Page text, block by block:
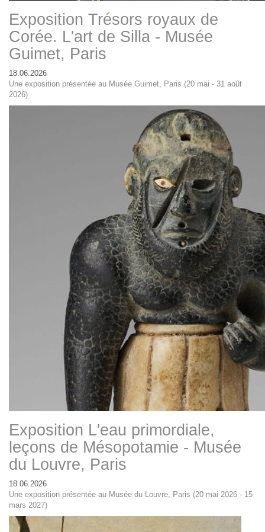
Exposition Trésors royaux de
Corée. L'art de Silla - Musée
Guimet, Paris
18.06.2026
Une exposition présentée au Musée Guimet, Paris (20 mai - 31 août
2026)
Exposition L'eau primordiale,
leçons de Mésopotamie - Musée
du Louvre, Paris
18.06.2026
Une exposition présentée au Musée du Louvre, Paris (20 mai 2026 - 15
mars 2027)